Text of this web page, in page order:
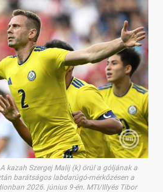
kazah Szergej Malij (k) örül a góljának a
barátságos labdarúgó-mérkőzésen a
2026. június 9-én. MTI/Illyés Tibor